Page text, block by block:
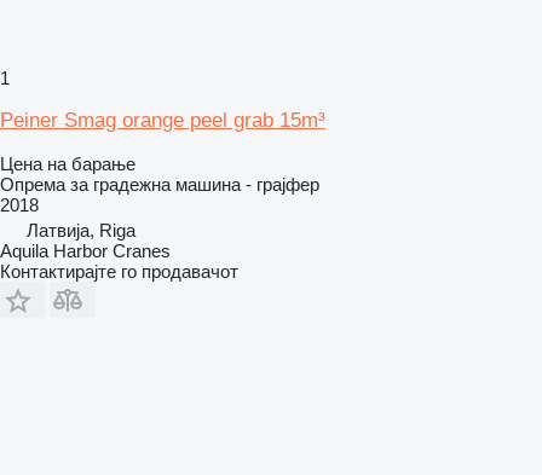
1
Peiner Smag orange peel grab 15m³
Цена на барање
Опрема за градежна машина - грајфер
2018
Латвија, Riga
Aquila Harbor Cranes
Контактирајте го продавачот